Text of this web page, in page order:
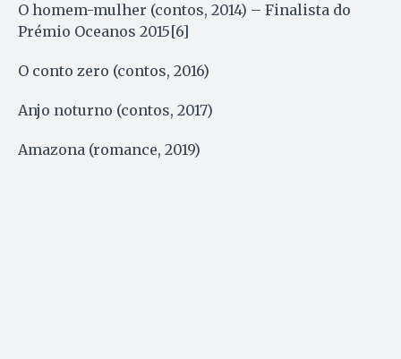
O homem-mulher (contos, 2014) – Finalista do
Prémio Oceanos 2015[6]
O conto zero (contos, 2016)
Anjo noturno (contos, 2017)
Amazona (romance, 2019)